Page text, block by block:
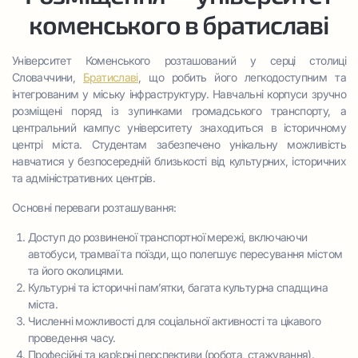
доброзичливої студентської атмосфери.
Для отримання детальної інформації, включно з цінами та
рекомендується звертатися безпосередньо на сайти CU
Mlyny та CU Družba.
Харчування для студентів в Університеті Коменського в
Братиславі організовано таким чином, щоби забезпечити
зручність, різноманітність та доступність. Ось кілька
Університетські їдальні та кафетерії – центральні точки
різноманітне меню, де є традиційні словацькі страви
та міжнародна кухня за доступними цінами.
На території кампуса зазвичай є різні пункти швидкого
харчування та кав’ярні, де студенти можуть
перекусити між заняттями.
Сучасні тренди здорового способу життя та дієтичні
потреби студентів також враховуються, з опціями для
коменського в братиславі
Університет Коменського розташований у серці столиці
Словаччини, Братиславі, що робить його легкодоступним та
інтегрованим у міську інфраструктуру. Навчальні корпуси зручно
розміщені поряд із зупинками громадського транспорту, а
центральний кампус університету знаходиться в історичному
центрі міста. Студентам забезпечено унікальну можливість
навчатися у безпосередній близькості від культурних, історичних
та адміністративних центрів.
Основні переваги розташування:
Доступ до розвиненої транспортної мережі, включаючи
автобуси, трамваї та поїзди, що полегшує пересування містом
та його околицями.
Культурні та історичні пам’ятки, багата культурна спадщина
міста.
Численні можливості для соціальної активності та цікавого
проведення часу.
Професійні та кар’єрні перспективи (робота, стажування).